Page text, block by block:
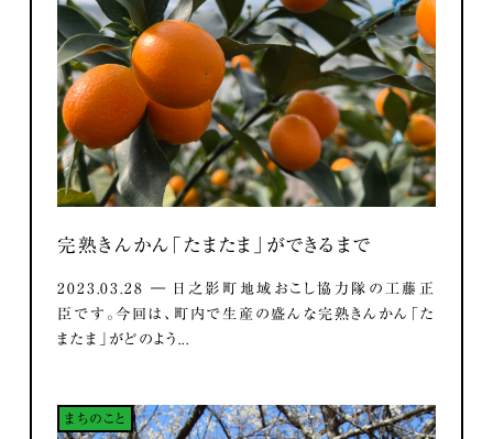
完熟きんかん「たまたま」ができるまで
2023.03.28 ― 日之影町地域おこし協力隊の工藤正
臣です。今回は、町内で生産の盛んな完熟きんかん「た
またま」がどのよう...
まちのこと